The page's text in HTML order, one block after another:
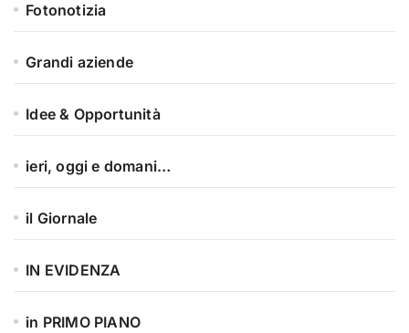
Fotonotizia
Grandi aziende
Idee & Opportunità
ieri, oggi e domani…
il Giornale
IN EVIDENZA
in PRIMO PIANO